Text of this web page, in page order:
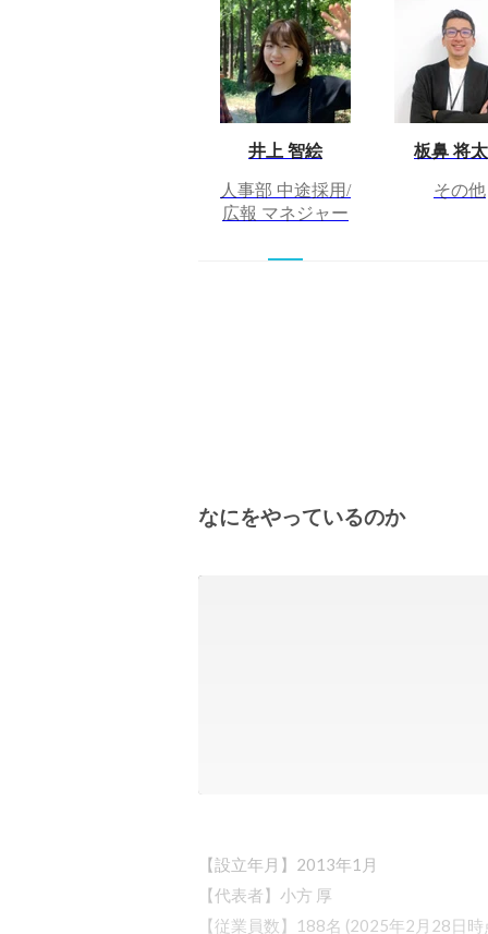
井上 智絵
人事部 中途採用/
広報 マネジャー
板鼻 将
その他
なにをやっているのか
【設立年月】2013年1月
【代表者】小方 厚
【従業員数】188名 (2025年2月28日時